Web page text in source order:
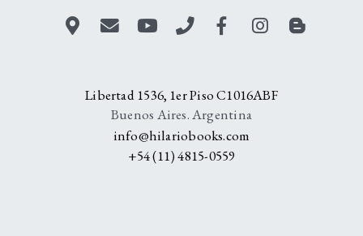
Libertad 1536, 1er Piso C1016ABF
Buenos Aires. Argentina
info@hilariobooks.com
+54 (11) 4815-0559